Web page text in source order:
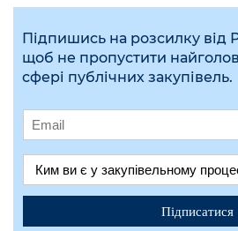
Підпишись на розсилку від
щоб не пропустити
сфері публічних закупівель.
Підписатися